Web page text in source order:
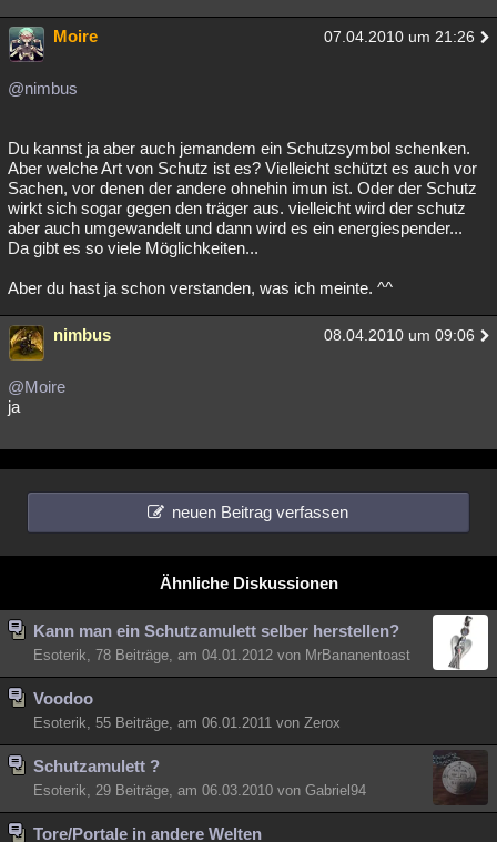
Moire 07.04.2010 um 21:26
@nimbus
Du kannst ja aber auch jemandem ein Schutzsymbol schenken.
Aber welche Art von Schutz ist es? Vielleicht schützt es auch vor
Sachen, vor denen der andere ohnehin imun ist. Oder der Schutz
wirkt sich sogar gegen den träger aus. vielleicht wird der schutz
aber auch umgewandelt und dann wird es ein energiespender...
Da gibt es so viele Möglichkeiten...
Aber du hast ja schon verstanden, was ich meinte. ^^
nimbus 08.04.2010 um 09:06
@Moire
ja
neuen Beitrag verfassen
Ähnliche Diskussionen
Kann man ein Schutzamulett selber herstellen?
Esoterik, 78 Beiträge, am 04.01.2012 von MrBananentoast
Voodoo
Esoterik, 55 Beiträge, am 06.01.2011 von Zerox
Schutzamulett ?
Esoterik, 29 Beiträge, am 06.03.2010 von Gabriel94
Tore/Portale in andere Welten